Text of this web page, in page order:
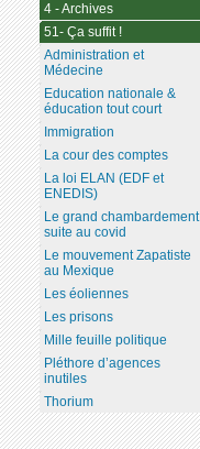
4 - Archives
51- Ça suffit !
Administration et
Médecine
Education nationale &
éducation tout court
Immigration
La cour des comptes
La loi ELAN (EDF et
ENEDIS)
Le grand chambardement
suite au covid
Le mouvement Zapatiste
au Mexique
Les éoliennes
Les prisons
Mille feuille politique
Pléthore d’agences
inutiles
Thorium